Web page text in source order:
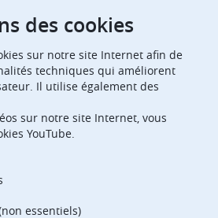
Office EPO Jobs
des cookies
sur notre site Internet afin de
techniques qui améliorent
Il utilise également des
sur notre site Internet, vous
YouTube.
essentiels)